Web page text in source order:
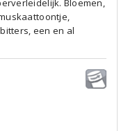
Bloemen,
een en al